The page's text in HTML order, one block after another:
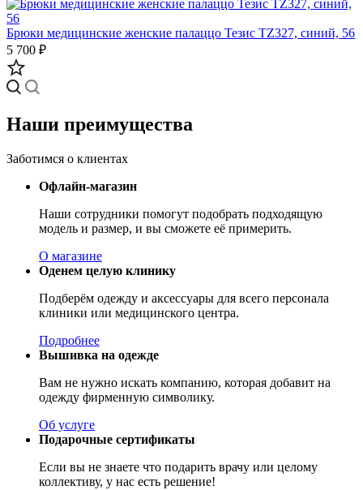
Брюки медицинские женские палаццо Тезис TZ327, синий, 56
5 700 ₽
Наши преимущества
Заботимся о клиентах
Офлайн-магазин
Наши сотрудники помогут подобрать подходящую
модель и размер, и вы сможете её примерить.
О магазине
Оденем целую клинику
Подберём одежду и аксессуары для всего персонала
клиники или медицинского центра.
Подробнее
Вышивка на одежде
Вам не нужно искать компанию, которая добавит на
одежду фирменную символику.
Об услуге
Подарочные сертификаты
Если вы не знаете что подарить врачу или целому
коллективу, у нас есть решение!